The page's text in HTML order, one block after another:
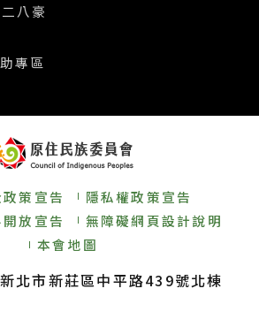
八豪
專區
策宣告
隱私權政策宣告
放宣告
無障礙網頁設計說明
本會地圖
北市新莊區中平路439號北棟